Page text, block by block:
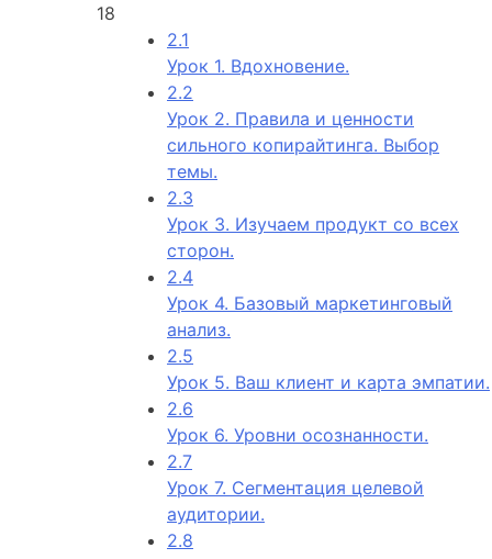
18
2.1
Урок 1. Вдохновение.
2.2
Урок 2. Правила и ценности
сильного копирайтинга. Выбор
темы.
2.3
Урок 3. Изучаем продукт со всех
сторон.
2.4
Урок 4. Базовый маркетинговый
анализ.
2.5
Урок 5. Ваш клиент и карта эмпатии.
2.6
Урок 6. Уровни осознанности.
2.7
Урок 7. Сегментация целевой
аудитории.
2.8